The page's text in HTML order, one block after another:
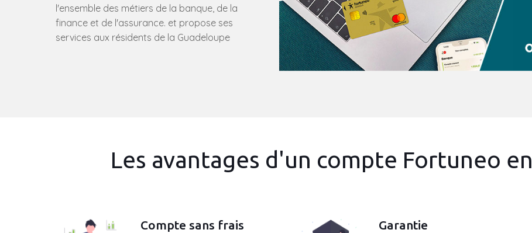
l'ensemble des métiers de la banque, de la
finance et de l'assurance. et propose ses
services aux résidents de la Guadeloupe
Les avantages d'un compte Fortuneo en
Compte sans frais Garantie